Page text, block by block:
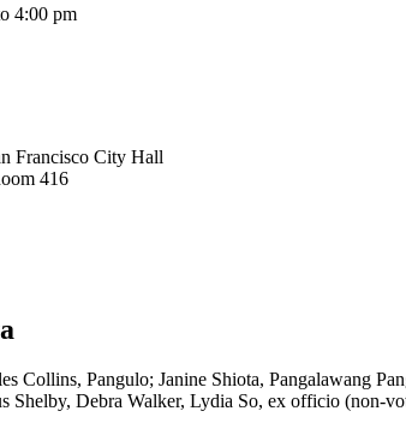
4:00 pm
Francisco City Hall
416
Collins, Pangulo; Janine Shiota, Pangalawang
Shelby, Debra Walker, Lydia So, ex officio (non-